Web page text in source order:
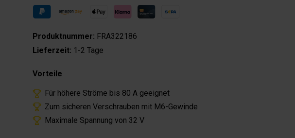
Produktnummer: FRA322186
Lieferzeit: 1-2 Tage
Vorteile
Für höhere Ströme bis 80 A geeignet
Zum sicheren Verschrauben mit M6-Gewinde
Maximale Spannung von 32 V